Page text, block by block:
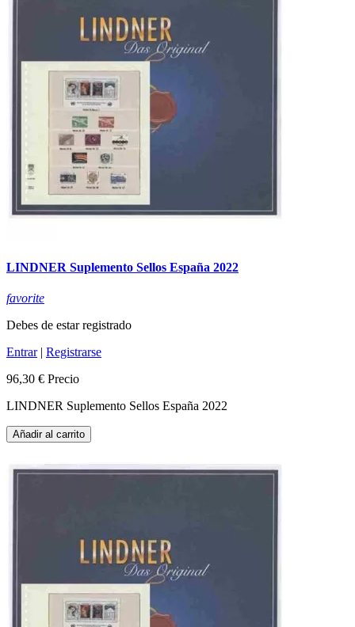
LINDNER Suplemento Sellos España 2022
favorite
Debes de estar registrado
Entrar| Registrarse
96,30 € Precio
LINDNER Suplemento Sellos España 2022
Añadir al carrito